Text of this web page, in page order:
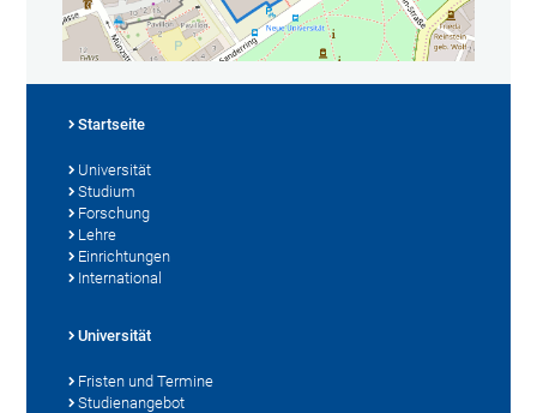
Startseite
Universität
Studium
Forschung
Lehre
Einrichtungen
International
Universität
Fristen und Termine
Studienangebot